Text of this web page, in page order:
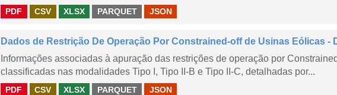
PDF CSV XLSX PARQUET JSON
Dados de Restrição De Operação Por Constrained-off de Usinas Eólicas -
Informações associadas à apuração das restrições de operação por
classificadas nas modalidades Tipo I, Tipo II-B e Tipo II-C, detalhadas por...
PDF CSV XLSX PARQUET JSON